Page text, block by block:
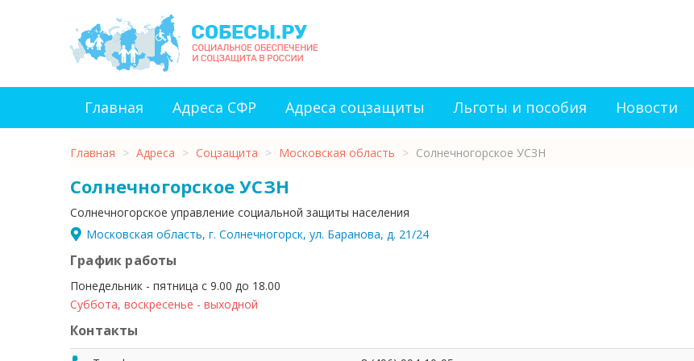
Главная Адреса СФР Адреса соцзащиты Льготы и пособия Новости
Главная > Адреса > Соцзащита > Московская область > Солнечногорское УСЗН
Солнечногорское УСЗН
Солнечногорское управление социальной защиты населения
Московская область, г. Солнечногорск, ул. Баранова, д. 21/24
График работы
Понедельник - пятница с 9.00 до 18.00
Суббота, воскресенье - выходной
Контакты